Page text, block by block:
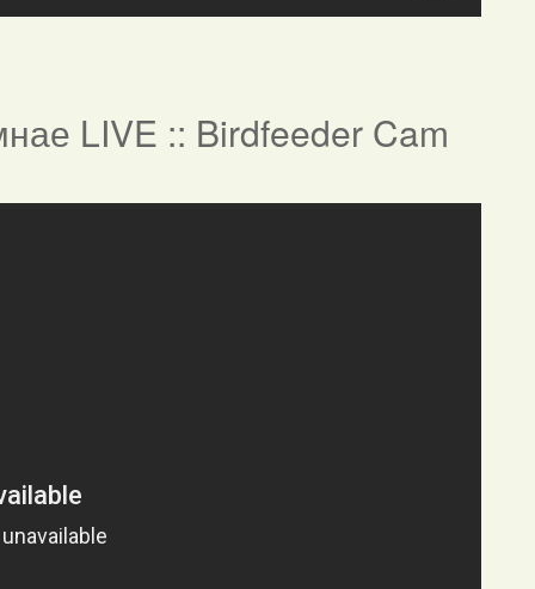
LIVE :: Birdfeeder Cam